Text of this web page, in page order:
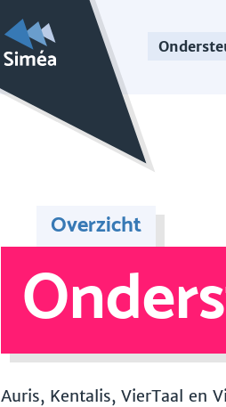
Overzicht
Auris, Kentalis, VierTaal en